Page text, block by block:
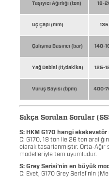
Taşıyıcı Ağırlığı (ton) 18-
Uç Çapı (mm) 135
Çalışma Basıncı (bar) 140-
Yağ Debisi (lt/dakika) 125-
Vuruş Sayısı (bpm) 400-
Sıkça Sorulan Sorular
S: HKM G170 hangi
C: G170, 18 ton ile 26 ton
olarak tasarlanmıştır. Orta-
modelleriyle tam uyumludur.
S: Grey Serisi'nin en büyük
C: Evet, G170 Grey Serisi'nin